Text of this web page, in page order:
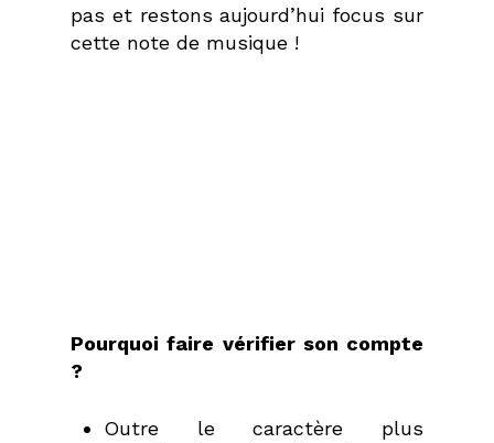
pas et restons aujourd’hui focus sur
cette note de musique !
Pourquoi faire vérifier son compte
?
Outre le caractère plus